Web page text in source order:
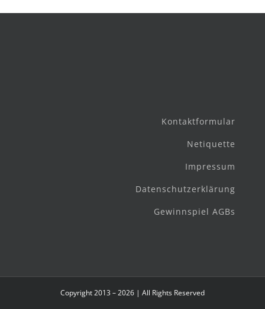
Kontaktformular
Netiquette
Impressum
Datenschutzerklärung
Gewinnspiel AGBs
Copyright 2013 – 2026 | All Rights Reserved